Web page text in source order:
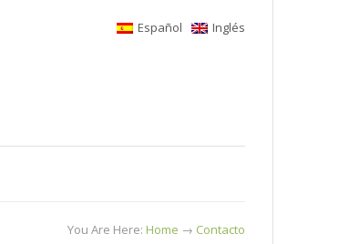
Español Inglés
You Are Here: Home → Contacto